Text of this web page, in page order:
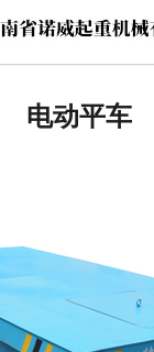
网站首页
起重配件
电动平车